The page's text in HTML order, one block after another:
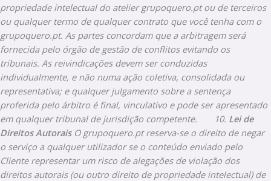
propriedade intelectual do atelier grupoquero.pt ou de terceiros
ou qualquer termo de qualquer contrato que você tenha com o
grupoquero.pt. As partes concordam que a arbitragem será
fornecida pelo órgão de gestão de conflitos evitando os
tribunais. As reivindicações devem ser conduzidas
individualmente, e não numa ação coletiva, consolidada ou
representativa; e qualquer julgamento sobre a sentença
proferida pelo árbitro é final, vinculativo e pode ser apresentado
em qualquer tribunal de jurisdição competente.
10. Lei de
Direitos Autorais O grupoquero.pt reserva-se o direito de negar
o serviço a qualquer utilizador se o conteúdo enviado pelo
Cliente representar um risco de alegações de violação dos
direitos autorais (ou outro direito de propriedade intelectual) de